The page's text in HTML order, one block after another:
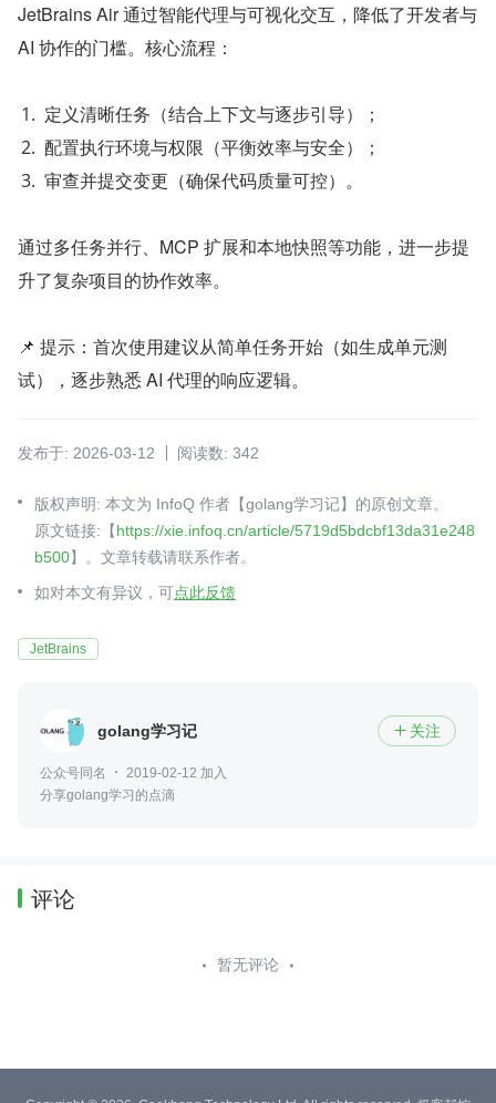
JetBrains Air 通过智能代理与可视化交互，降低了开发者与
AI 协作的门槛。核心流程：
定义清晰任务（结合上下文与逐步引导）；
配置执行环境与权限（平衡效率与安全）；
审查并提交变更（确保代码质量可控）。
通过多任务并行、MCP 扩展和本地快照等功能，进一步提
升了复杂项目的协作效率。
📌 提示：首次使用建议从简单任务开始（如生成单元测
试），逐步熟悉 AI 代理的响应逻辑。
发布于: 2026-03-12 阅读数: 342
版权声明: 本文为 InfoQ 作者【golang学习记】的原创文章。
原文链接:【https://xie.infoq.cn/article/5719d5bdcbf13da31e248
b500】。文章转载请联系作者。
如对本文有异议，可点此反馈
JetBrains
golang学习记  关注
公众号同名
2019-02-12 加入
分享golang学习的点滴
评论
暂无评论